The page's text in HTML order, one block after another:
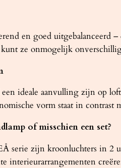
en goed uitgebalanceerd
kunt ze onmogelijk
ideale aanvulling zijn op
vorm staat in contrast
of misschien een set?
serie zijn kroonluchters in
interieurarrangementen